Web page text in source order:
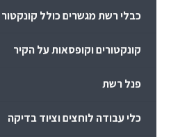
כבלי רשת מגשרים כולל קונקטור
קונקטורים וקופסאות על הקיר
פנל רשת
כלי עבודה לוחצים וציוד בדיקה